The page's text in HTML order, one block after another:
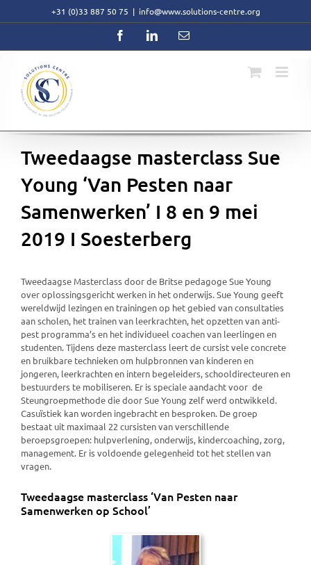
+31 (0)33 887 50 75 | info@www.solutions-centre.org
FacebookLinkedInEmail
Tweedaagse masterclass Sue
Young ‘Van Pesten naar
Samenwerken’ I 8 en 9 mei
2019 I Soesterberg
Tweedaagse Masterclass door de Britse pedagoge Sue Young
over oplossingsgericht werken in het onderwijs. Sue Young geeft
wereldwijd lezingen en trainingen op het gebied van consultaties
aan scholen, het trainen van leerkrachten, het opzetten van anti-
pest programma’s en het individueel coachen van leerlingen en
studenten. Tijdens deze masterclass leert de cursist vele concrete
en bruikbare technieken om hulpbronnen van kinderen en
jongeren, leerkrachten en intern begeleiders, schooldirecteuren en
bestuurders te mobiliseren. Er is speciale aandacht voor de
Steungroepmethode die door Sue Young zelf werd ontwikkeld.
Casuïstiek kan worden ingebracht en besproken. De groep
bestaat uit maximaal 22 cursisten van verschillende
beroepsgroepen: hulpverlening, onderwijs, kindercoaching, zorg,
management. Er is voldoende gelegenheid tot het stellen van
vragen.
Tweedaagse masterclass ‘Van Pesten naar
Samenwerken op School’